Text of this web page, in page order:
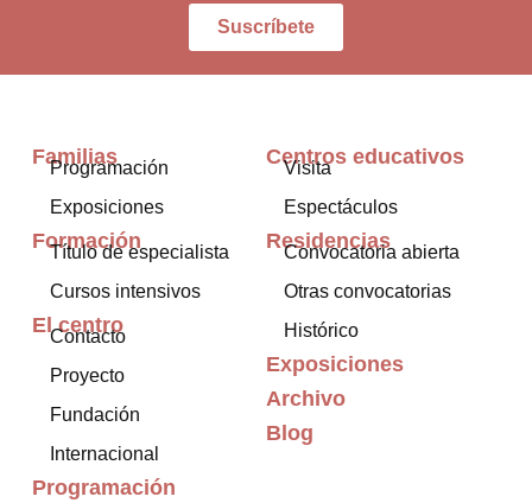
Suscríbete
Familias
Programación
Exposiciones
Formación
Título de especialista
Cursos intensivos
El centro
Contacto
Proyecto
Fundación
Internacional
Programación
Centros educativos
Visita
Espectáculos
Residencias
Convocatoria abierta
Otras convocatorias
Histórico
Exposiciones
Archivo
Blog